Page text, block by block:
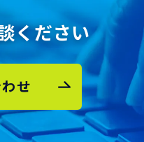
ください
せ